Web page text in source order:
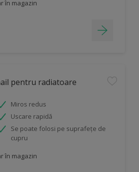
în magazin
pentru radiatoare
Miros redus
Uscare rapidă
Se poate folosi pe suprafețe de
cupru
în magazin